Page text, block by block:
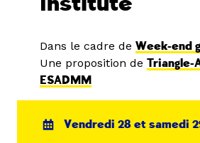
Dans le cadre de Week-end
Une proposition de
ESADMM
Vendredi 28 et samedi